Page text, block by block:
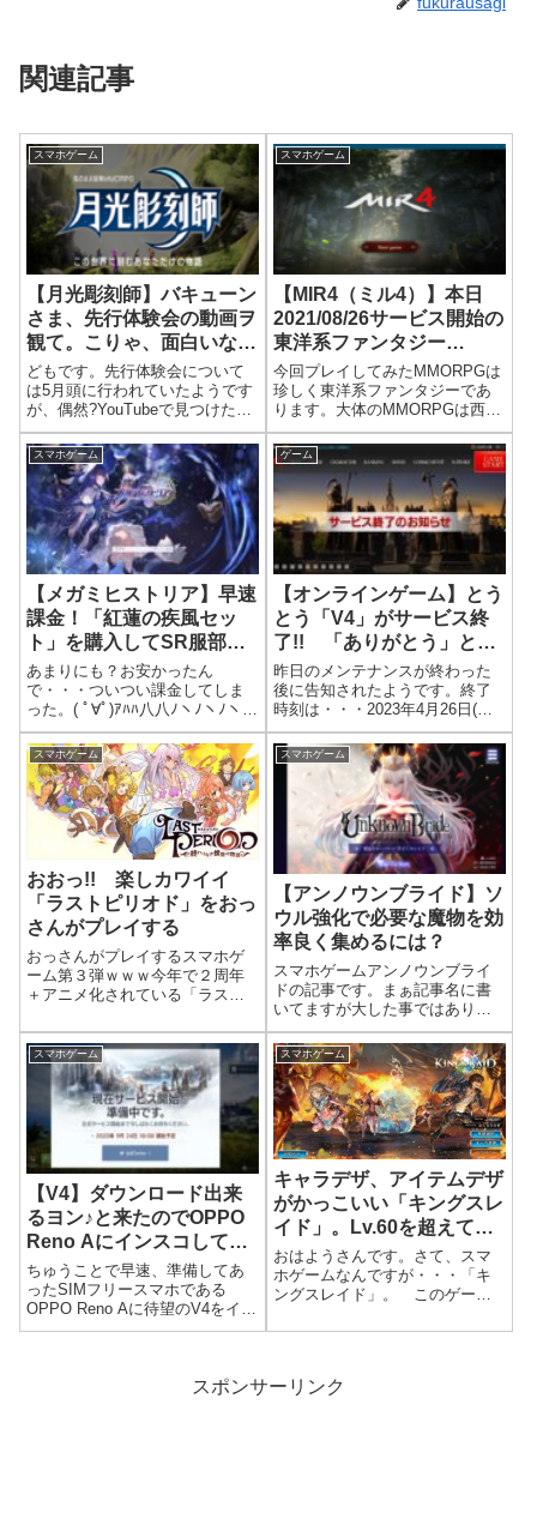
関連記事
スマホゲーム
【月光彫刻師】バキューン
さま、先行体験会の動画ヲ
観て。こりゃ、面白いなっ
と。
どもです。先行体験会について
は5月頭に行われていたようです
が、偶然?YouTubeで見つけたの
で動画を拝見しました。動画
は、5時間とかなり長いですが、
いろいろとコンテンツがあって
楽しそうな感じ。キャラメイク
でも6種類のクラスがあり、性別
が男...
スマホゲーム
【MIR4（ミル4）】本日
2021/08/26サービス開始の
東洋系ファンタジー
MMORPGをプレイ。やっ
てみたら、案外面白かった
ｗ
今回プレイしてみたMMORPGは
珍しく東洋系ファンタジーであ
ります。大体のMMORPGは西洋
系が多いんですが、こちらもよ
さそうなんで手を出してみまし
たｗ事前？チェックでいろいろ
とググってみましたが、いろい
ろと成長に関する項目があるら
しく、脳...
スマホゲーム
【メガミヒストリア】早速
課金！「紅蓮の疾風セッ
ト」を購入してSR服部半
蔵（♀）をゲット!!
あまりにも？お安かったん
で・・・ついつい課金してしま
った。( ﾟ∀ﾟ)ｱﾊﾊ八八ﾉヽﾉヽﾉヽﾉ
ゲームをインストしてすぐに課
金したのは初めてだ！商店から
推奨と言われていたパックであ
る紅蓮の疾風セットを購入。
１２０円也。これを購入すると
服部半...
ゲーム
【オンラインゲーム】とう
とう「V4」がサービス終
了!! 「ありがとう」と言
っておこう
昨日のメンテナンスが終わった
後に告知されたようです。終了
時刻は・・・2023年4月26日(水)
14:00だそうです。2020年からサ
ービス開始され今年で3年？サー
ビスされてきましたが終わっち
ゃうんですねー、ちょっと寂し
い？2022年は病気...
スマホゲーム
おおっ!! 楽しカワイイ
「ラストピリオド」をおっ
さんがプレイする
おっさんがプレイするスマホゲ
ーム第３弾ｗｗｗ今年で２周年
＋アニメ化されている「ラスト
でみました。意外や意外、キャ
ラがカワイク、遊び場（クエス
ト）が多く楽しかったです！プ
レイ開始日は、2018年5月23日。
ブログへ...
スマホゲーム
【アンノウンブライド】ソ
ウル強化で必要な魔物を効
率良く集めるには？
スマホゲームアンノウンブライ
ドの記事です。まぁ記事名に書
いてますが大した事ではありま
せん。チュートリアルにもあっ
た内容ですｗマイ拠点から魔物
をタップして育てたい魔物をタ
ップ。今回はリリスを選択。リ
リスのソウル強化に必要な魔物
は赤枠内に必要な...
スマホゲーム
【V4】ダウンロード出来
るヨン♪と来たのでOPPO
Reno Aにインスコしてみ
ましたら・・・残念!!
ちゅうことで早速、準備してあ
ったSIMフリースマホである
OPPO Reno Aに待望のV4をイン
ストールしてみたんです。ん
謳う機能があってアプリをイン
スマホゲーム
キャラデザ、アイテムデザ
がかっこいい「キングスレ
イド」。Lv.60を超えてか
らが本番ｗ
おはようさんです。さて、スマ
ホゲームなんですが・・・「キ
ングスレイド」。 このゲーム
ごろだったでしょうか。いまご
もプレイしているよぉと告知ｗ
スポンサーリンク